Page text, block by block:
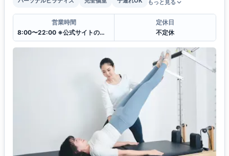
もっと見る
営業時間
8:00〜22:00 ※公式サイトのレッスンスケジュール表をご参照下さい
定休日
不定休